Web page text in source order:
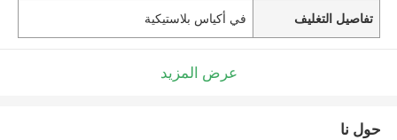
تفاصيل التغليف في أكياس بلاستيكية
عرض المزيد
حول نا